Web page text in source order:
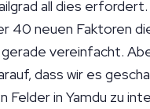
all dies erfordert.
40 neuen Faktoren
vereinfacht.
dass wir es
Felder in Yamdu zu